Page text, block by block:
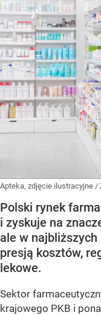
Apteka, zdjęcie ilustracyjne /
Polski rynek
i zyskuje na
ale w
presją kosztów,
lekowe.
Sektor
krajowego PKB i